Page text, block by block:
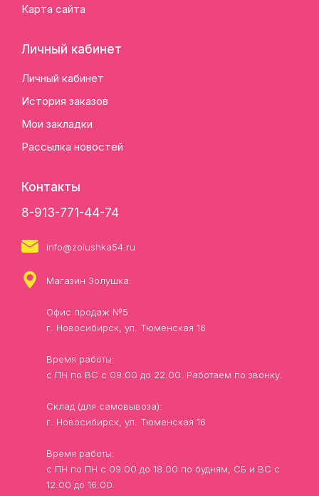
Карта сайта
Личный кабинет
Личный кабинет
История заказов
Мои закладки
Рассылка новостей
Контакты
8-913-771-44-74
info@zolushka54.ru
Магазин Золушка:
Офис продаж №5
г. Новосибирск, ул. Тюменская 16
Время работы:
с ПН по ВС с 09.00 до 22.00. Работаем по звонку.
Склад (для самовывоза):
г. Новосибирск, ул. Тюменская 16
Время работы:
с ПН по ПН с 09.00 до 18.00 по будням, СБ и ВС с
12.00 до 16.00.